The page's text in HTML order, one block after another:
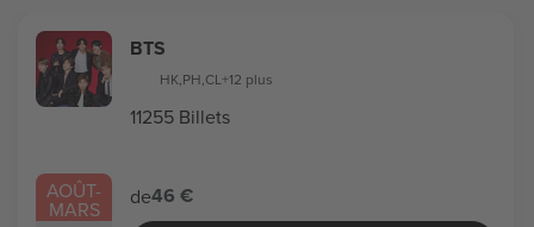
AOÛT-
MARS
BTS
HK,PH,CL+12 plus
11255 Billets
de46 €